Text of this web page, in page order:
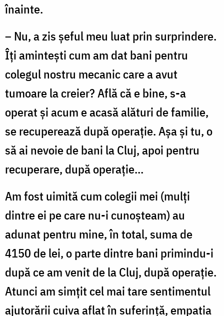
înainte.
– Nu, a zis șeful meu luat prin surprindere.
Îți amintești cum am dat bani pentru
colegul nostru mecanic care a avut
tumoare la creier? Află că e bine, s-a
operat și acum e acasă alături de familie,
se recuperează după operație. Așa și tu, o
să ai nevoie de bani la Cluj, apoi pentru
recuperare, după operație…
Am fost uimită cum colegii mei (mulți
dintre ei pe care nu-i cunoșteam) au
adunat pentru mine, în total, suma de
4150 de lei, o parte dintre bani primindu-i
după ce am venit de la Cluj, după operație.
Atunci am simțit cel mai tare sentimentul
ajutorării cuiva aflat în suferință, empatia